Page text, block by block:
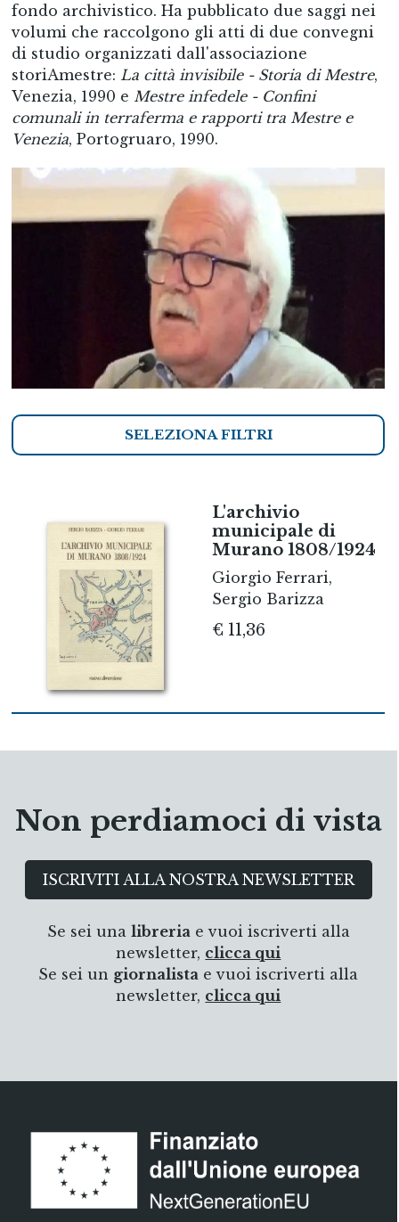
fondo archivistico. Ha pubblicato due saggi nei
volumi che raccolgono gli atti di due convegni
di studio organizzati dall'associazione
storiAmestre: La città invisibile - Storia di Mestre,
Venezia, 1990 e Mestre infedele - Confini
comunali in terraferma e rapporti tra Mestre e
Venezia, Portogruaro, 1990.
SELEZIONA FILTRI
L'archivio
municipale di
Murano 1808/1924
Giorgio Ferrari,
Sergio Barizza
€ 11,36
Non perdiamoci di vista
ISCRIVITI ALLA NOSTRA NEWSLETTER
Se sei una libreriae vuoi iscriverti alla
newsletter, clicca qui
Se sei un giornalista e vuoi iscriverti alla
newsletter, clicca qui